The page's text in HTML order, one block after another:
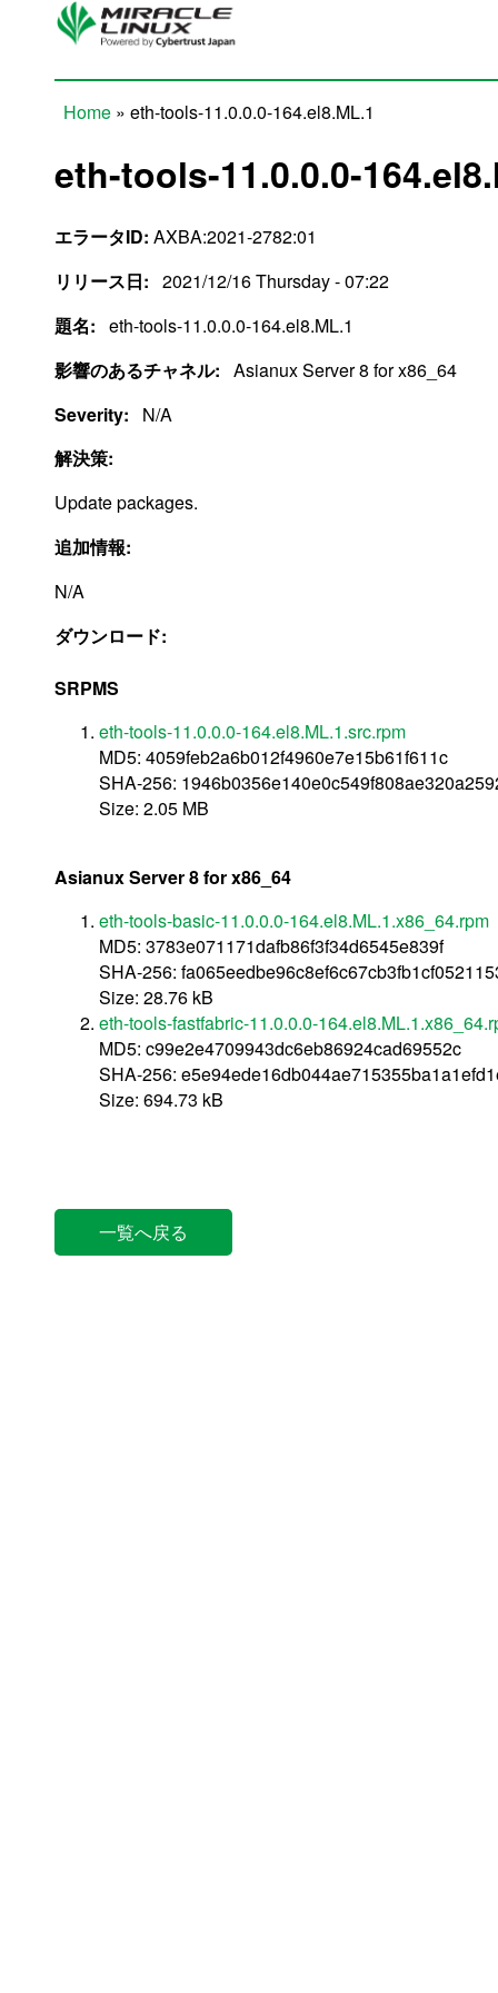
Skip to main content
Home » eth-tools-11.0.0.0-164.el8.ML.1
eth-tools-11.0.0.0-
エラータID: AXBA:2021-2782:01
リリース日: 2021/12/16 Thursday - 07:22
題名: eth-tools-11.0.0.0-164.el8.ML.1
影響のあるチャネル: Asianux Server 8 for x86_64
Severity:
N/A
解決策:
Update packages.
追加情報:
N/A
ダウンロード:
SRPMS
eth-tools-11.0.0.0-164.el8.ML.1.src.rpm
MD5: 4059feb2a6b012f4960e7e15b61f611c
SHA-256:
Size: 2.05 MB
Asianux Server 8 for x86_64
eth-tools-basic-11.0.0.0-164.el8.ML.1.x86_64.rpm
MD5: 3783e071171dafb86f3f34d6545e839f
SHA-256:
Size: 28.76 kB
eth-tools-fastfabric-11.0.0.0-
MD5: c99e2e4709943dc6eb86924cad69552c
SHA-256:
Size: 694.73 kB
一覧へ戻る